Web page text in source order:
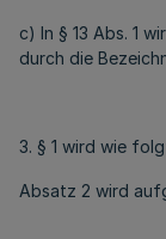
c) In § 13 Abs. 1
durch die
3. § 1 wird wie
Absatz 2 wird